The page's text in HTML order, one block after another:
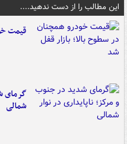
این مطالب را از دست ندهید....
قیمت
گرمای
شمالی